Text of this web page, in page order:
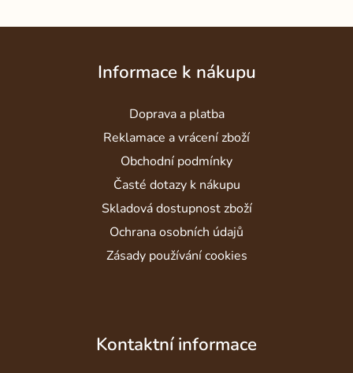
Informace k nákupu
Doprava a platba
Reklamace a vrácení zboží
Obchodní podmínky
Časté dotazy k nákupu
Skladová dostupnost zboží
Ochrana osobních údajů
Zásady používání cookies
Kontaktní informace